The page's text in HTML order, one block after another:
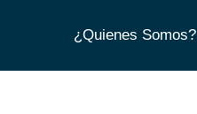
¿Quienes Somos?